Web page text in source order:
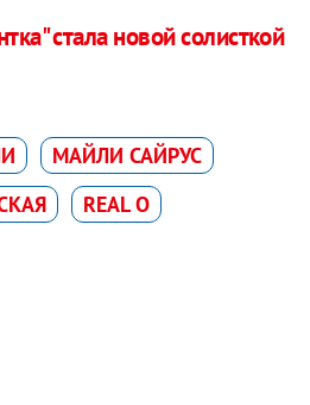
стала новой солисткой
МАЙЛИ САЙРУС
REAL O